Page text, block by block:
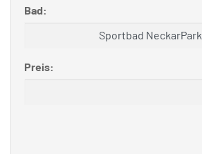
Bad:
Sportbad NeckarPark
Preis: